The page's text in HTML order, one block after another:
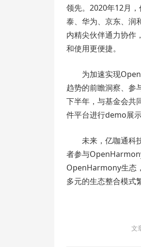
领先。2020年12月
泰、华为、京东、润
内精尖伙伴通力协作
和使用更便捷。
为加速实现
趋势的前瞻洞察、参
下半年，与基金会共
件平台进行demo展示
未来，亿咖通科
者参与
OpenHarmony生态
多元的生态整合模式
文